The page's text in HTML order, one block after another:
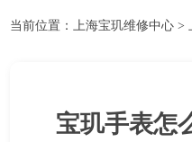
当前位置： 上海宝玑维修中心 >
宝玑手表怎